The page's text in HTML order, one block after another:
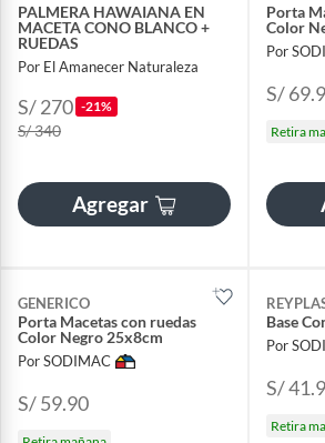
PALMERA HAWAIANA EN
MACETA CONO BLANCO +
RUEDAS
Por El Amanecer Naturaleza
S/ 270 -21%
S/ 340
Agregar
Porta
Color
Por
S/
Retira
GENERICO
Porta Macetas con ruedas
Color Negro 25x8cm
Por SODIMAC
S/ 59.90
Base
Por
S/
Retira